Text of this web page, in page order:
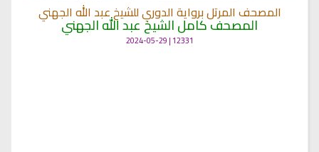
المصحف المرتل برواية الدوري للشيخ عبد الله الجهني
المصحف كامل الشيخ عبد الله الجهني
12331 | 2024-05-29